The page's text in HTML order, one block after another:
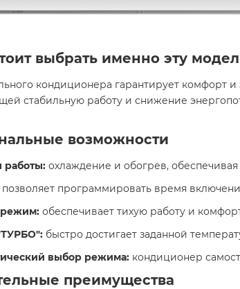
выбрать именно эту
кондиционера гарантирует комфорт
стабильную работу и снижение
возможности
охлаждение и обогрев,
позволяет программировать время
обеспечивает тихую работу и
быстро достигает заданной
выбор режима: кондиционер
преимущества